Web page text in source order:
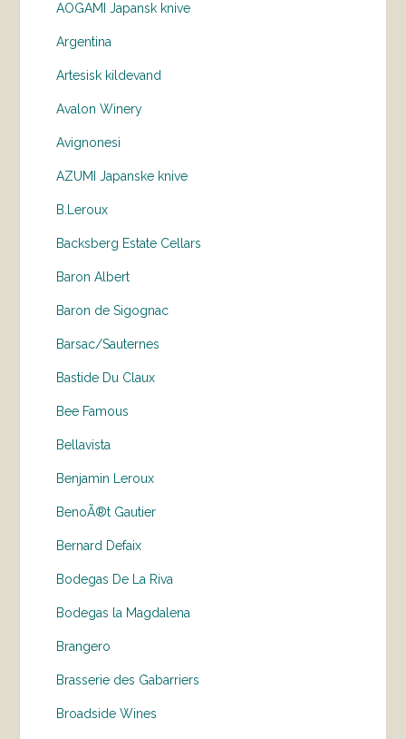
AOGAMI Japansk knive
Argentina
Artesisk kildevand
Avalon Winery
Avignonesi
AZUMI Japanske knive
B.Leroux
Backsberg Estate Cellars
Baron Albert
Baron de Sigognac
Barsac/Sauternes
Bastide Du Claux
Bee Famous
Bellavista
Benjamin Leroux
BenoÃ®t Gautier
Bernard Defaix
Bodegas De La Riva
Bodegas la Magdalena
Brangero
Brasserie des Gabarriers
Broadside Wines